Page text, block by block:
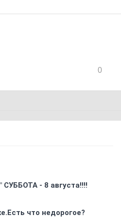
0
СУББОТА - 8 августа!!!!
что недорогое?